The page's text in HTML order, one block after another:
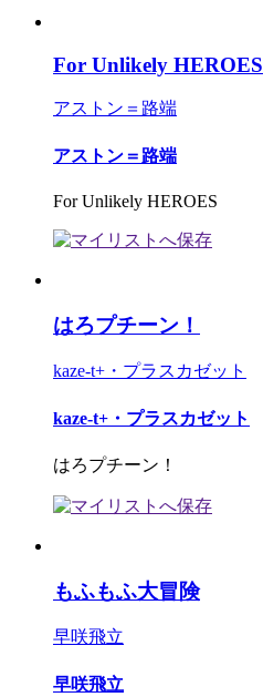
For Unlikely HEROES
アストン＝路端
アストン＝路端
For Unlikely HEROES
はろプチーン！
kaze-t+・プラスカゼット
kaze-t+・プラスカゼット
はろプチーン！
もふもふ大冒険
早咲飛立
早咲飛立